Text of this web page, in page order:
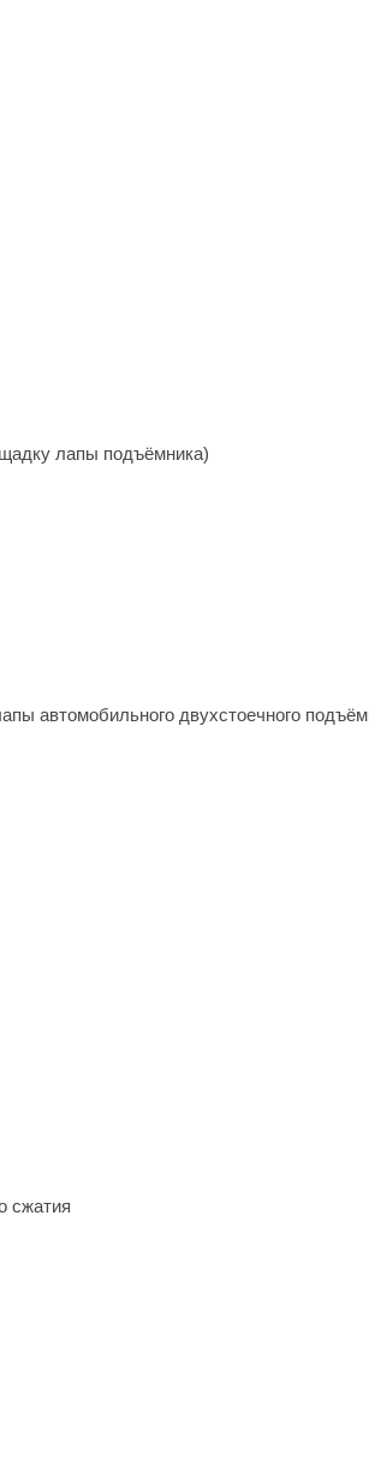
лапы подъёмника)
автомобильного двухстоечного
сжатия